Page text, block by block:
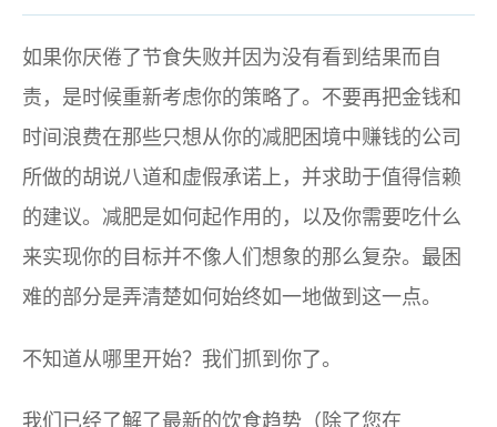
如果你厌倦了节食失败并因为没有看到结果而自
责，是时候重新考虑你的策略了。不要再把金钱和
时间浪费在那些只想从你的减肥困境中赚钱的公司
所做的胡说八道和虚假承诺上，并求助于值得信赖
的建议。减肥是如何起作用的，以及你需要吃什么
来实现你的目标并不像人们想象的那么复杂。最困
难的部分是弄清楚如何始终如一地做到这一点。
不知道从哪里开始？我们抓到你了。
我们已经了解了最新的饮食趋势（除了您在